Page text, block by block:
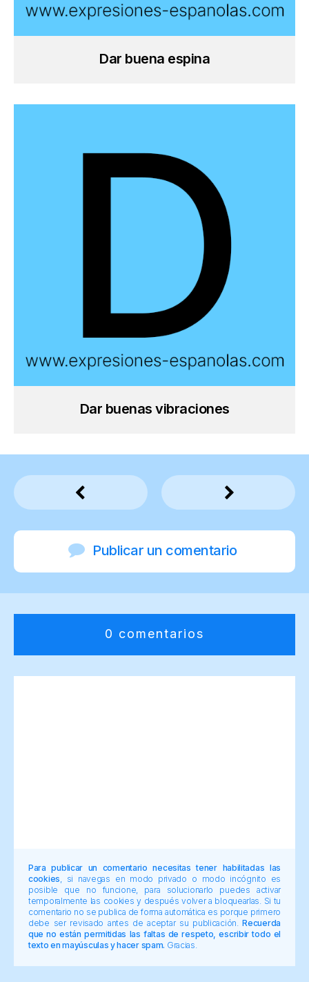
Dar buena espina
Dar buenas vibraciones
Publicar un comentario
0 comentarios
Para publicar un comentario necesitas tener habilitadas las
cookies , si navegas en modo privado o modo incógnito es
posible que no funcione, para solucionarlo puedes activar
temporalmente las cookies y después volver a bloquearlas. Si tu
comentario no se publica de forma automática es porque primero
debe ser revisado antes de aceptar su publicación.Recuerda
que no están permitidas las faltas de respeto, escribir todo el
texto en mayúsculas y hacer spam. Gracias.